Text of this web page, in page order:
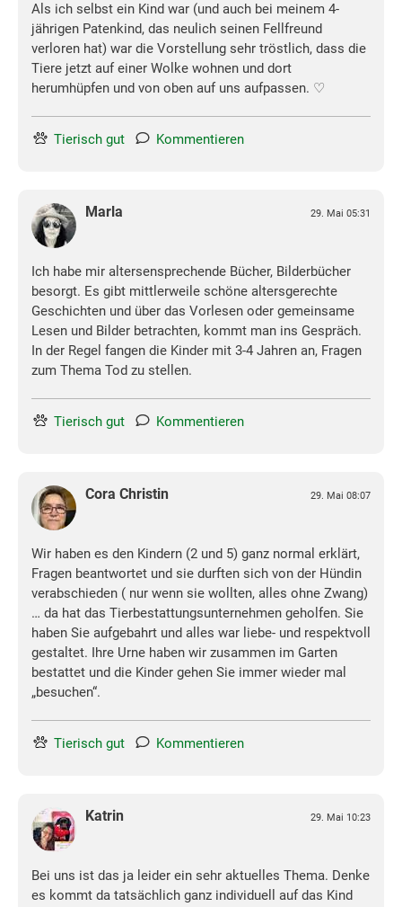
Als ich selbst ein Kind war (und auch bei meinem 4-
jährigen Patenkind, das neulich seinen Fellfreund
verloren hat) war die Vorstellung sehr tröstlich, dass die
Tiere jetzt auf einer Wolke wohnen und dort
herumhüpfen und von oben auf uns aufpassen. ♡
Tierisch gut Kommentieren
Marla 29. Mai 05:31
Ich habe mir altersensprechende Bücher, Bilderbücher
besorgt. Es gibt mittlerweile schöne altersgerechte
Geschichten und über das Vorlesen oder gemeinsame
Lesen und Bilder betrachten, kommt man ins Gespräch.
In der Regel fangen die Kinder mit 3-4 Jahren an, Fragen
zum Thema Tod zu stellen.
Tierisch gut Kommentieren
Cora Christin 29. Mai 08:07
Wir haben es den Kindern (2 und 5) ganz normal erklärt,
Fragen beantwortet und sie durften sich von der Hündin
verabschieden ( nur wenn sie wollten, alles ohne Zwang)
… da hat das Tierbestattungsunternehmen geholfen. Sie
haben Sie aufgebahrt und alles war liebe- und respektvoll
gestaltet. Ihre Urne haben wir zusammen im Garten
bestattet und die Kinder gehen Sie immer wieder mal
„besuchen“.
Tierisch gut Kommentieren
Katrin 29. Mai 10:23
Bei uns ist das ja leider ein sehr aktuelles Thema. Denke
es kommt da tatsächlich ganz individuell auf das Kind